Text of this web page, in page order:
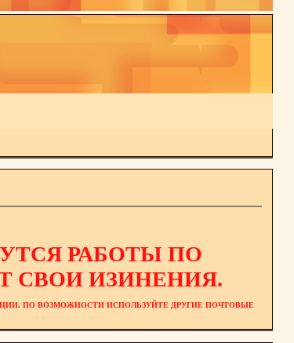
РАБОТЫ ПО
СВОИ ИЗИНЕНИЯ.
ПО ВОЗМОЖНОСТИ ИСПОЛЬЗУЙТЕ ДРУГИЕ ПОЧТОВЫЕ